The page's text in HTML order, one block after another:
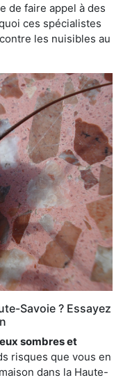
de faire appel à des
ces spécialistes
les nuisibles au
Savoie ? Essayez
sombres et
risques que vous en
dans la Haute-